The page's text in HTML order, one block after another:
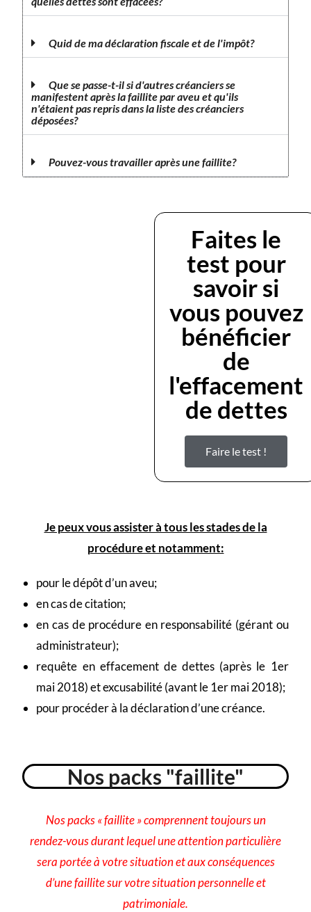
Quid de ma déclaration fiscale et de l'impôt?
Que se passe-t-il si d'autres créanciers se
manifestent après la faillite par aveu et qu'ils
n'étaient pas repris dans la liste des créanciers
déposées?
Pouvez-vous travailler après une faillite?
Faites le
test pour
savoir si
vous pouvez
bénéficier
de
l'effacement
de dettes
Faire le test !
Je peux vous assister à tous les stades de la
procédure et notamment:
pour le dépôt d’un aveu;
en cas de citation;
en cas de procédure en responsabilité (gérant ou
administrateur);
requête en effacement de dettes (après le 1er
mai 2018) et excusabilité (avant le 1er mai 2018);
pour procéder à la déclaration d’une créance.
Nos packs "faillite"
Nos packs « faillite » comprennent toujours un
rendez-vous durant lequel une attention particulière
sera portée à votre situation et aux conséquences
d’une faillite sur votre situation personnelle et
patrimoniale.